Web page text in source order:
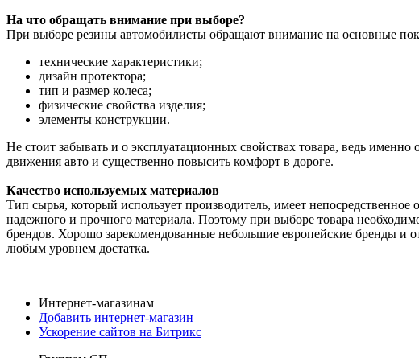
На что обращать внимание при выборе?
При выборе резины автомобилисты обращают внимание на основные
технические характеристики;
дизайн протектора;
тип и размер колеса;
физические свойства изделия;
элементы конструкции.
Не стоит забывать и о эксплуатационных свойствах товара, ведь
движения авто и существенно повысить комфорт в дороге.
Качество используемых материалов
Тип сырья, который использует производитель, имеет
надежного и прочного материала. Поэтому при выборе товара
брендов. Хорошо зарекомендованные небольшие европейские бренды и
любым уровнем достатка.
Интернет-магазинам
Добавить интернет-магазин
Ускорение сайтов на Битрикс